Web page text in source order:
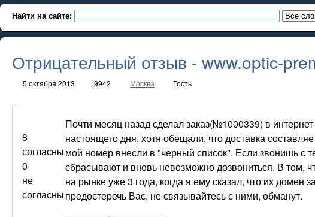
Найти на сайте:
Отрицательный отзыв - www.optic-
5 октября 2013 9942 Москва Гость
8
согласны
0
не
согласны
Почти месяц назад сделал заказ(№1000339) в
настоящего дня, хотя обещали, что доставка
мой номер внесли в "черный список". Если звонишь с
сбрасывают и вновь невозможно дозвониться. В том,
на рынке уже 3 года, когда я ему сказал, что их домен
предостеречь Вас, не связывайтесь с ними, обманут.